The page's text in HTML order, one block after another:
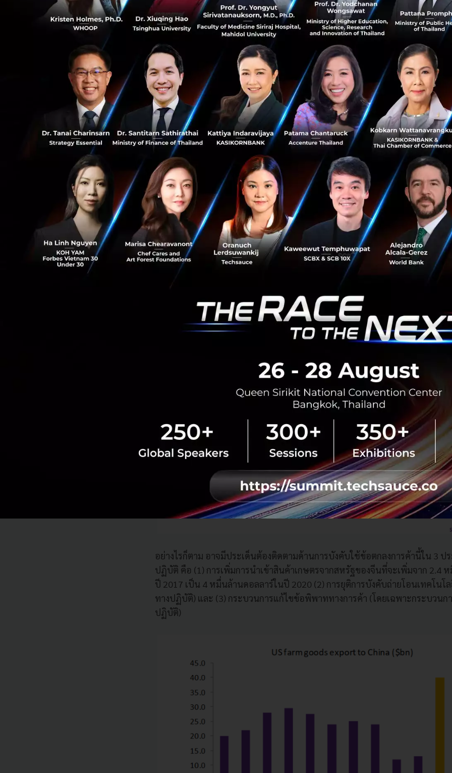
0
28
เราเชื่อว่าจะมีการลงนามข้อตกลงการค้าเฟสแรกตามที่ได้ประกาศไว้ในเดือน ม.ค
ตลาดการเงินในช่วงครึ่งปีแรก
ในภาพรวมเราเชื่อว่าสงครามการค้าระหว่างจีนกับสหรัฐจะไม่รุนแรงขึ้นในปี
ปัจจุบันกระทบเศรษฐกิจทั้งสองประเทศแล้ว ซึ่งการที่ทั้งสองฝ่ายไม่ปรับขึ้นภาษีก
เป็นผลบวกต่อเศรษฐกิจและตลาดการเงิน ซึ่งเมื่อรวมกับภาพของนโยบายการเงิ
ลงทุนในครึ่งปีแรกจะยังเป็นกระแส Risk-on ต่อเนื่องเช่นกัน
อย่างไรก็ตาม อาจมีประเด็นต้องติดตามด้านการบังคับใช้ข้อตกลงการค้านี้ใน 3 ป
ปฏิบัติ คือ (1) การเพิ่มการนำเข้าสินค้าเกษตรจากสหรัฐของจีนที่จะเพิ่มจาก 2.4
ปี 2017 เป็น 4 หมื่นล้านดอลลาร์ในปี 2020 (2) การยุติการบังคับถ่ายโอนเทคโนโ
ทางปฏิบัติ) และ (3) กระบวนการแก้ไขข้อพิพาททางการค้า (โดยเฉพาะกระบวนก
ปฏิบัติ)